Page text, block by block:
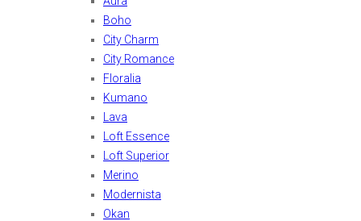
Boho
City Charm
City Romance
Floralia
Kumano
Lava
Loft Essence
Loft Superior
Merino
Modernista
Okan